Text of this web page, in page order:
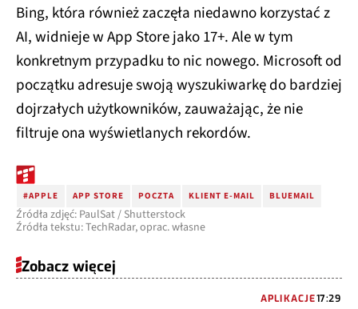
Bing, która również zaczęła niedawno korzystać z
AI, widnieje w App Store jako 17+. Ale w tym
konkretnym przypadku to nic nowego. Microsoft od
początku adresuje swoją wyszukiwarkę do bardziej
dojrzałych użytkowników, zauważając, że nie
filtruje ona wyświetlanych rekordów.
#APPLE APP STORE POCZTA KLIENT E-MAIL BLUEMAIL
Źródła zdjęć: PaulSat / Shutterstock
Źródła tekstu: TechRadar, oprac. własne
Zobacz więcej
APLIKACJE17:29